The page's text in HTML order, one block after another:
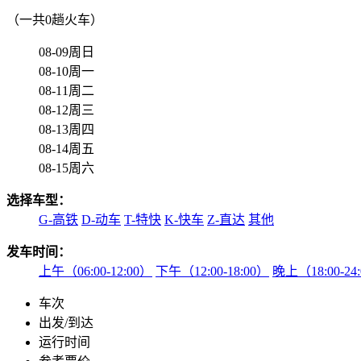
（一共0趟火车）
08-09周日
08-10周一
08-11周二
08-12周三
08-13周四
08-14周五
08-15周六
选择车型：
G-高铁 D-动车 T-特快 K-快车 Z-直达 其他
发车时间：
上午（06:00-12:00）
下午（12:00-18:00） 晚上（18:00-
车次
出发/到达
运行时间